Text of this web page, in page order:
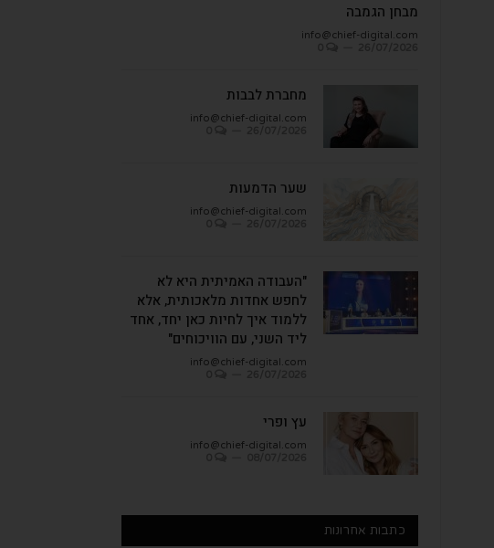
מבחן הגמבה
info@chief-digital.com
מחברת לבבות
info@chief-digital.com
שער הדמעות
info@chief-digital.com
"העבודה האמיתית היא לא
לחפש אחדות מלאכותית, אלא
ללמוד איך לחיות כאן יחד, אחד
ליד השני, עם הוויכוחים"
info@chief-digital.com
עץ ופרי
info@chief-digital.com
כתבות אחרונות